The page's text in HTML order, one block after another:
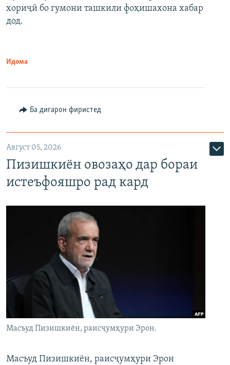
хориҷӣ бо гумони ташкили фоҳишахона хабар
дод.
Идома
Ба дигарон фиристед
Август 05, 2026
Пизишкиён овозаҳо дар бораи
истеъфояшро рад кард
Масъуд Пизишкиён, раисҷумҳури Эрон.
Масъуд Пизишкиён, раисҷумҳури Эрон